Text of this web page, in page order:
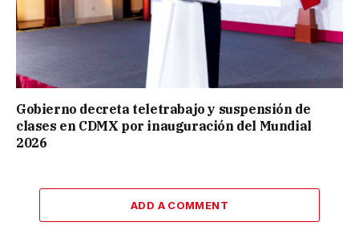
Gobierno decreta teletrabajo y suspensión de
clases en CDMX por inauguración del Mundial
2026
ADD A COMMENT